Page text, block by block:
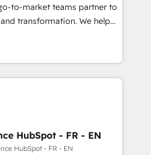
の移行、カスタム設計、履歴
で。 ▸ AEO対応：ChatGPT・
を選ぶの
ートナー認定 ✓ HubSpotアワ
ー ✓ ISO27001:2022 /
HIPAA-compliance
to-market teams partner to
transformation. We help
AI-powered
operationalize HubSpot’s
through expert-led
and purpose-built apps,
Drive pipeline with inbound,
Design:
HubSpot - FR - EN
HubSpot - FR - EN